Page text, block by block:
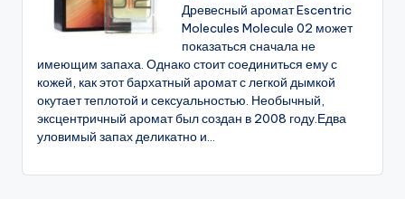
Древесный аромат Escentric
Molecules Molecule 02 может
показаться сначала не
имеющим запаха. Однако стоит соединиться ему с
кожей, как этот бархатный аромат с легкой дымкой
окутает теплотой и сексуальностью. Необычный,
эксцентричный аромат был создан в 2008 году.Едва
уловимый запах деликатно и...